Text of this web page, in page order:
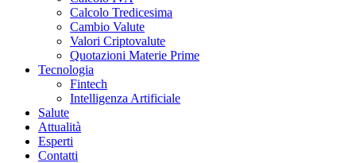
Calcolo Tredicesima
Cambio Valute
Valori Criptovalute
Quotazioni Materie Prime
Tecnologia
Fintech
Intelligenza Artificiale
Salute
Attualità
Esperti
Contatti